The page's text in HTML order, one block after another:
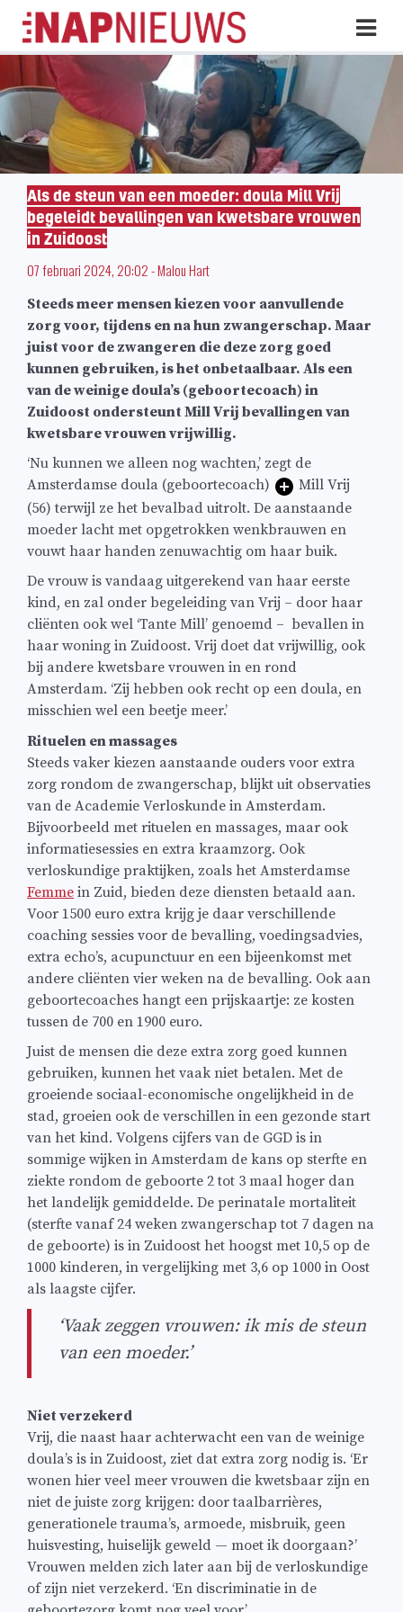
Skip
naar
inhoud
Als de steun van een moeder: doula Mill Vrij
begeleidt bevallingen van kwetsbare vrouwen
in Zuidoost
07 februari 2024, 20:02-Malou Hart
Steeds meer mensen kiezen voor aanvullende
zorg voor, tijdens en na hun zwangerschap. Maar
juist voor de zwangeren die deze zorg goed
kunnen gebruiken, is het onbetaalbaar. Als een
van de weinige doula’s (geboortecoach) in
Zuidoost ondersteunt Mill Vrij bevallingen van
kwetsbare vrouwen vrijwillig.
‘Nu kunnen we alleen nog wachten,’ zegt de
Amsterdamse doula (geboortecoach)
Mill Vrij
(56) terwijl ze het bevalbad uitrolt. De aanstaande
moeder lacht met opgetrokken wenkbrauwen en
vouwt haar handen zenuwachtig om haar buik.
De vrouw is vandaag uitgerekend van haar eerste
kind, en zal onder begeleiding van Vrij – door haar
cliënten ook wel ‘Tante Mill’ genoemd – bevallen in
haar woning in Zuidoost. Vrij doet dat vrijwillig, ook
bij andere kwetsbare vrouwen in en rond
Amsterdam. ‘Zij hebben ook recht op een doula, en
misschien wel een beetje meer.’
Rituelen en massages
Steeds vaker kiezen aanstaande ouders voor extra
zorg rondom de zwangerschap, blijkt uit observaties
van de Academie Verloskunde in Amsterdam.
Bijvoorbeeld met rituelen en massages, maar ook
informatiesessies en extra kraamzorg. Ook
verloskundige praktijken, zoals het Amsterdamse
Femme in Zuid, bieden deze diensten betaald aan.
Voor 1500 euro extra krijg je daar verschillende
coaching sessies voor de bevalling, voedingsadvies,
extra echo’s, acupunctuur en een bijeenkomst met
andere cliënten vier weken na de bevalling. Ook aan
geboortecoaches hangt een prijskaartje: ze kosten
tussen de 700 en 1900 euro.
Juist de mensen die deze extra zorg goed kunnen
gebruiken, kunnen het vaak niet betalen. Met de
groeiende sociaal-economische ongelijkheid in de
stad, groeien ook de verschillen in een gezonde start
van het kind. Volgens cijfers van de GGD is in
sommige wijken in Amsterdam de kans op sterfte en
ziekte rondom de geboorte 2 tot 3 maal hoger dan
het landelijk gemiddelde. De perinatale mortaliteit
(sterfte vanaf 24 weken zwangerschap tot 7 dagen na
de geboorte) is in Zuidoost het hoogst met 10,5 op de
1000 kinderen, in vergelijking met 3,6 op 1000 in Oost
als laagste cijfer.
‘Vaak zeggen vrouwen: ik mis de steun
van een moeder.’
Niet verzekerd
Vrij, die naast haar achterwacht een van de weinige
doula’s is in Zuidoost, ziet dat extra zorg nodig is. ‘Er
wonen hier veel meer vrouwen die kwetsbaar zijn en
niet de juiste zorg krijgen: door taalbarrières,
generationele trauma’s, armoede, misbruik, geen
huisvesting, huiselijk geweld — moet ik doorgaan?’
Vrouwen melden zich later aan bij de verloskundige
of zijn niet verzekerd. ‘En discriminatie in de